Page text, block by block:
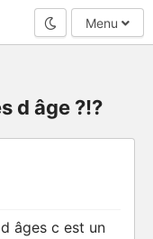
Mode nuit
Menu
d âge ?!?
âges c est un